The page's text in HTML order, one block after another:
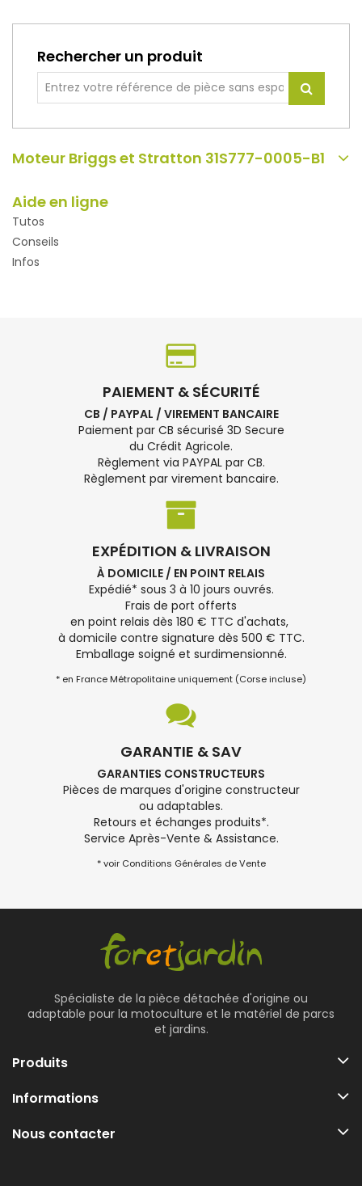
Rechercher un produit
Moteur Briggs et Stratton 31S777-0005-B1
Aide en ligne
Tutos
Conseils
Infos
PAIEMENT & SÉCURITÉ
CB / PAYPAL / VIREMENT BANCAIRE
Paiement par CB sécurisé 3D Secure
du Crédit Agricole.
Règlement via PAYPAL par CB.
Règlement par virement bancaire.
EXPÉDITION & LIVRAISON
À DOMICILE / EN POINT RELAIS
Expédié* sous 3 à 10 jours ouvrés.
Frais de port offerts
en point relais dès 180 € TTC d'achats,
à domicile contre signature dès 500 € TTC.
Emballage soigné et surdimensionné.
* en France Métropolitaine uniquement (Corse incluse)
GARANTIE & SAV
GARANTIES CONSTRUCTEURS
Pièces de marques d'origine constructeur
ou adaptables.
Retours et échanges produits*.
Service Après-Vente & Assistance.
* voir Conditions Générales de Vente
Spécialiste de la pièce détachée d'origine ou
adaptable pour la motoculture et le matériel de parcs
et jardins.
Produits
Informations
Nous contacter